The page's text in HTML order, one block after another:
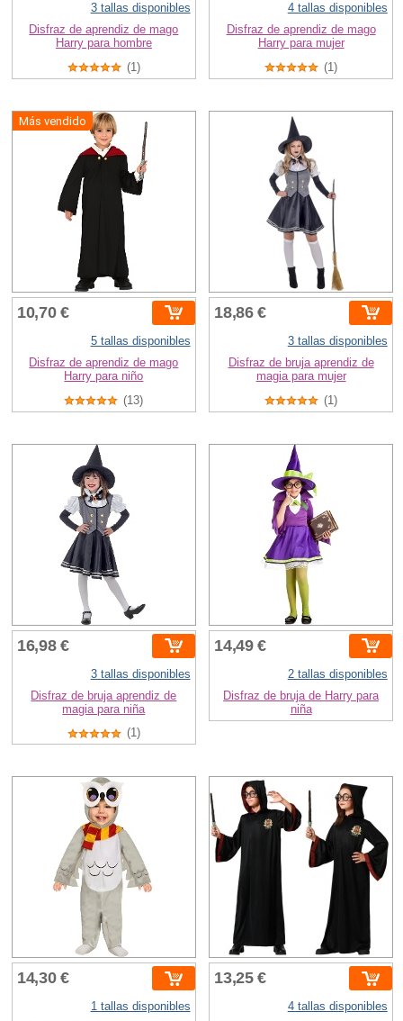
3 tallas disponibles
Disfraz de aprendiz de mago
Harry para hombre
(1)
4 tallas disponibles
Disfraz de aprendiz de mago
Harry para mujer
(1)
Más vendido
10,70 €
5 tallas disponibles
Disfraz de aprendiz de mago
Harry para niño
(13)
18,86 €
3 tallas disponibles
Disfraz de bruja aprendiz de
magia para mujer
(1)
16,98 €
3 tallas disponibles
Disfraz de bruja aprendiz de
magia para niña
(1)
14,49 €
2 tallas disponibles
Disfraz de bruja de Harry para
niña
14,30 €
1 tallas disponibles
13,25 €
4 tallas disponibles